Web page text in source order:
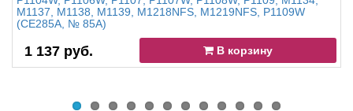
M1137, M1138, M1139, M1218NFS, M1219NFS, P1109W
(CE285A, № 85A)
1 137 руб. В корзину